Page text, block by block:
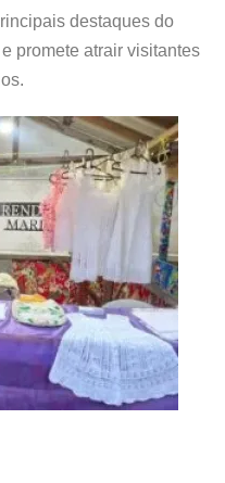
destaques do
promete atrair visitantes